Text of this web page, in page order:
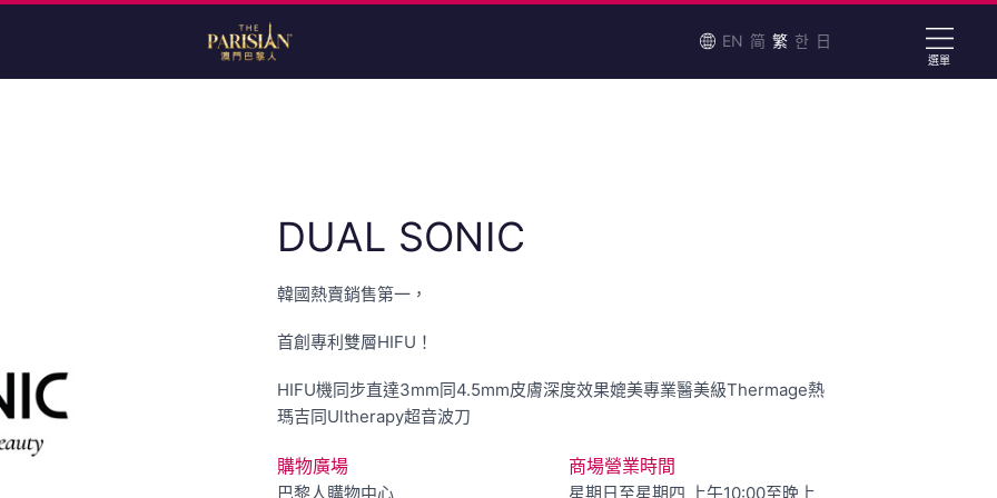
EN 简 繁 한 日
選單
DUAL SONIC
韓國熱賣銷售第一，
首創專利雙層HIFU！
HIFU機同步直達3mm同4.5mm皮膚深度效果媲美專業醫美級Thermage熱
瑪吉同Ultherapy超音波刀
購物廣場
巴黎人購物中心
商場營業時間
星期日至星期四 上午10:00至晚上